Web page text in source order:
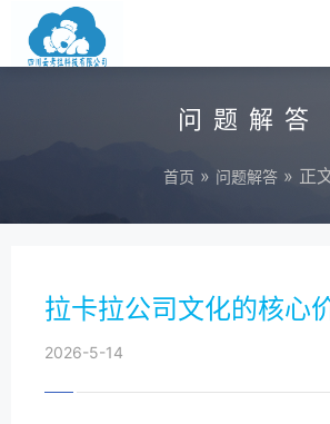
问题解答
首页 » 问题解答 » 正
拉卡拉公司文化的核心
2026-5-14